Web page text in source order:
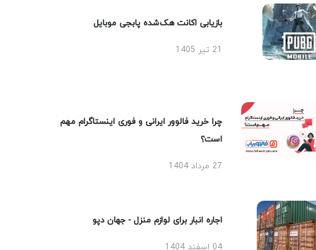
بازیابی اکانت هک‌شده پابجی موبایل
چرا خرید فالوور ایرانی و فوری اینستاگرام مهم
است؟
27 مرداد 1404
اجاره انبار برای لوازم منزل - جهان دپو
04 اسفند 1404